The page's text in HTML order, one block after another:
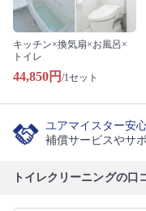
キッチン×換気扇×お風呂×
トイレ
44,850円 /1セット
ユアマイスター安
補償サービスやサ
トイレクリーニングの口